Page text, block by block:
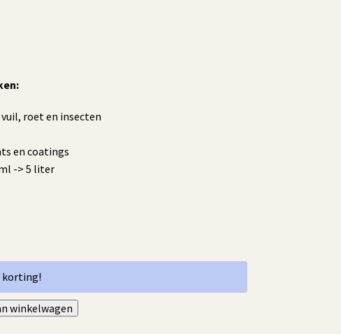
roet en insecten
en coatings
-> 5 liter
korting!
winkelwagen